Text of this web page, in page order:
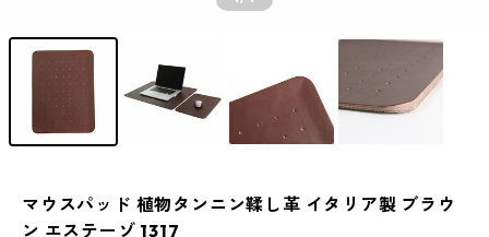
マウスパッド 植物タンニン鞣し革 イタリア製 ブラウ
ン エステーゾ 1317